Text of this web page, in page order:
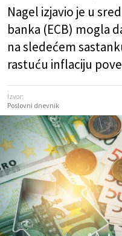
Nagel izjavio je u
banka (ECB) mogla
na sledećem
rastuću inflaciju
Izvor:
Poslovni dnevnik